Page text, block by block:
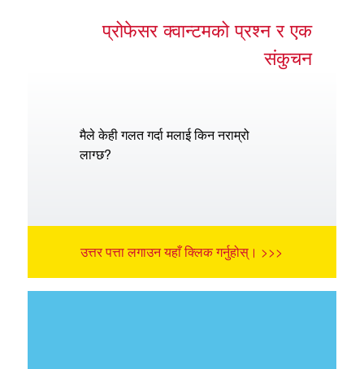
प्रोफेसर क्वान्टमको प्रश्न र एक
संकुचन
मैले केही गलत गर्दा मलाई किन नराम्रो
लाग्छ?
उत्तर पत्ता लगाउन यहाँ क्लिक गर्नुहोस्। >>>